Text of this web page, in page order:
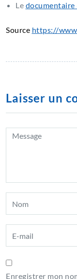
Le documentaire
Source https://
Laisser un
Enregistrer mon